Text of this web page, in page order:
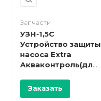
Запчасти
УЗН-1,5С
Устройство защиты
насоса Extra
Акваконтроль(для
насосов 0,3-1,5 кВт)
Заказать